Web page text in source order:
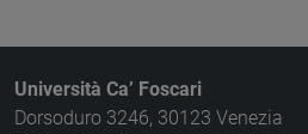
Università Ca’ Foscari
Dorsoduro 3246, 30123 Venezia